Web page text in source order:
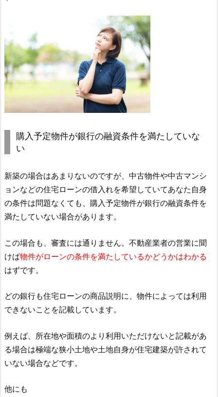
購入予定物件が銀行の融資条件を満たしていな
い
新築の場合はあまりないのですが、中古物件や中古マンシ
ョンなどの住宅ローンの借入れを希望していてあなた自身
の条件は問題なくても、購入予定物件が銀行の融資条件を
満たしていない場合があります。
この場合も、審査には通りません。不動産業者の営業に聞
けば物件がローンの条件を満たしているかどうかはわかる
はずです。
どの銀行も住宅ローンの商品説明に、物件によっては利用
できないことを記載しています。
例えば、所在地や面積のより利用いただけないと記載があ
る場合は極端な狭小土地や土地自身が住宅建築が許されて
いない場合などです。
他にも